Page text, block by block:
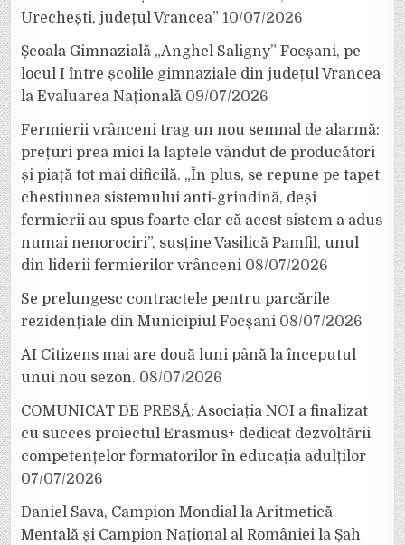
Urechești, județul Vrancea” 10/07/2026
Școala Gimnazială „Anghel Saligny” Focșani, pe
locul I între școlile gimnaziale din județul Vrancea
la Evaluarea Națională 09/07/2026
Fermierii vrânceni trag un nou semnal de alarmă:
prețuri prea mici la laptele vândut de producători
și piață tot mai dificilă. „În plus, se repune pe tapet
chestiunea sistemului anti-grindină, deși
fermierii au spus foarte clar că acest sistem a adus
numai nenorociri”, susține Vasilică Pamfil, unul
din liderii fermierilor vrânceni 08/07/2026
Se prelungesc contractele pentru parcările
rezidențiale din Municipiul Focșani 08/07/2026
AI Citizens mai are două luni până la începutul
unui nou sezon. 08/07/2026
COMUNICAT DE PRESĂ: Asociația NOI a finalizat
cu succes proiectul Erasmus+ dedicat dezvoltării
competențelor formatorilor în educația adulților
07/07/2026
Daniel Sava, Campion Mondial la Aritmetică
Mentală și Campion Național al României la Șah